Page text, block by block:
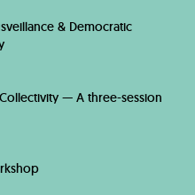
& Democratic
— A three-session